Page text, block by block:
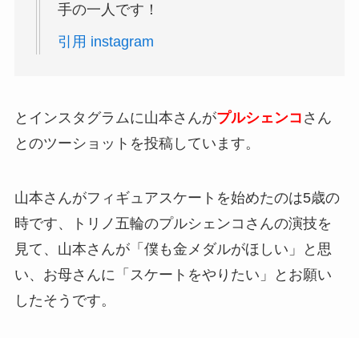
手の一人です！
引用 instagram
とインスタグラムに山本さんがプルシェンコ さん
とのツーショットを投稿しています。
山本さんがフィギュアスケートを始めたのは5歳の
時です、トリノ五輪のプルシェンコさんの演技を
見て、山本さんが「僕も金メダルがほしい」と思
い、お母さんに「スケートをやりたい」とお願い
したそうです。